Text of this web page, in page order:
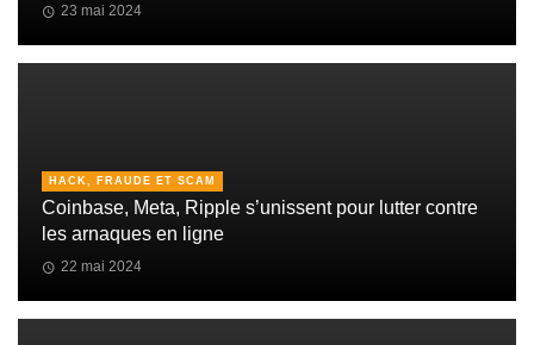
23 mai 2024
HACK, FRAUDE ET SCAM
Coinbase, Meta, Ripple s’unissent pour lutter contre
les arnaques en ligne
22 mai 2024